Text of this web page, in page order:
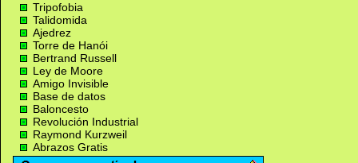
Tripofobia
Talidomida
Ajedrez
Torre de Hanói
Bertrand Russell
Ley de Moore
Amigo Invisible
Base de datos
Baloncesto
Revolución Industrial
Raymond Kurzweil
Abrazos Gratis